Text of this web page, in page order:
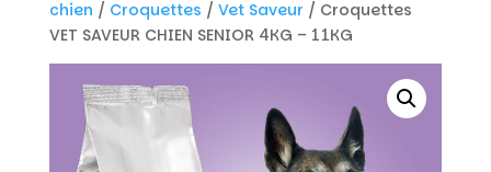
chien / Croquettes / Vet Saveur / Croquettes
VET SAVEUR CHIEN SENIOR 4KG – 11KG